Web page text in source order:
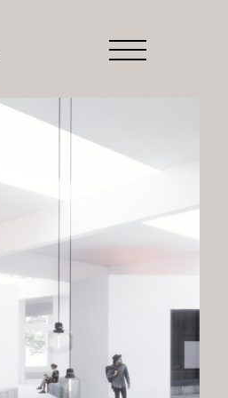
Primary